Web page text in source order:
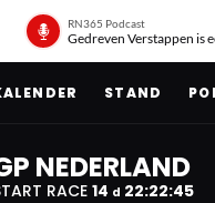
RN365 Podcast
Gedreven Verstappen is
STAND
NEDERLAND
RACE14 d 22:22:44